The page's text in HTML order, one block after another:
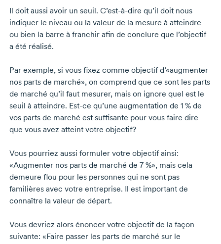
Il doit aussi avoir un seuil. C’est-à-dire qu’il doit nous
indiquer le niveau ou la valeur de la mesure à atteindre
ou bien la barre à franchir afin de conclure que l’objectif
a été réalisé.
Par exemple, si vous fixez comme objectif d’«augmenter
nos parts de marché», on comprend que ce sont les parts
de marché qu’il faut mesurer, mais on ignore quel est le
seuil à atteindre. Est-ce qu’une augmentation de 1 %de
vos parts de marché est suffisante pour vous faire dire
que vous avez atteint votre objectif?
Vous pourriez aussi formuler votre objectif ainsi:
«Augmenter nos parts de marché de 7 %»,mais cela
demeure flou pour les personnes qui ne sont pas
familières avec votre entreprise. Il est important de
connaître la valeur de départ.
Vous devriez alors énoncer votre objectif de la façon
suivante: «Faire passer les parts de marché sur le